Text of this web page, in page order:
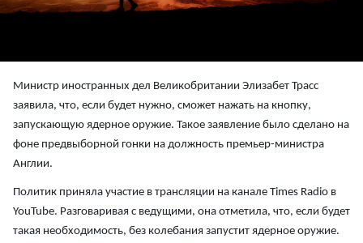
Министр иностранных дел Великобритании Элизабет Трасс
заявила, что, если будет нужно, сможет нажать на кнопку,
запускающую ядерное оружие. Такое заявление было сделано на
фоне предвыборной гонки на должность премьер-министра
Англии.
Политик приняла участие в трансляции на канале Times Radio в
YouTube. Разговаривая с ведущими, она отметила, что, если будет
такая необходимость, без колебания запустит ядерное оружие.